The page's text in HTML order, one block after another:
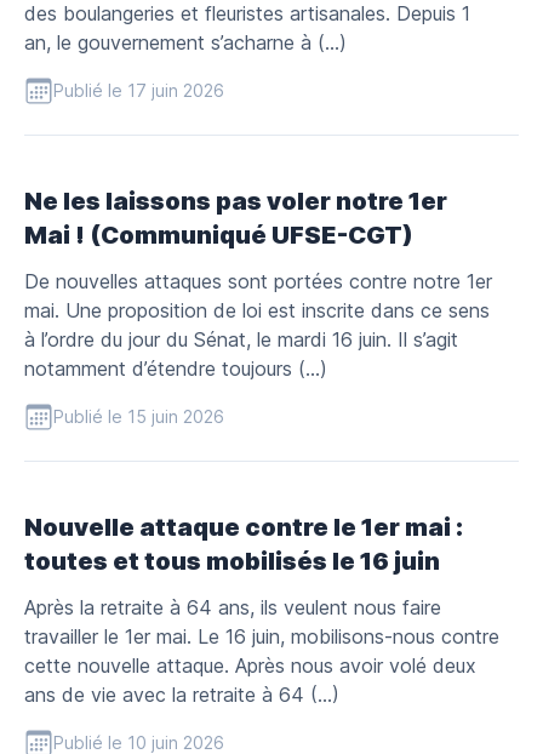
des boulangeries et fleuristes artisanales. Depuis 1
an, le gouvernement s’acharne à (…)
Publié le 17 juin 2026
Ne les laissons pas voler notre 1er
Mai ! (Communiqué UFSE-CGT)
De nouvelles attaques sont portées contre notre 1er
mai. Une proposition de loi est inscrite dans ce sens
à l’ordre du jour du Sénat, le mardi 16 juin. Il s’agit
notamment d’étendre toujours (…)
Publié le 15 juin 2026
Nouvelle attaque contre le 1er mai :
toutes et tous mobilisés le 16 juin
Après la retraite à 64 ans, ils veulent nous faire
travailler le 1er mai. Le 16 juin, mobilisons-nous contre
cette nouvelle attaque. Après nous avoir volé deux
ans de vie avec la retraite à 64 (…)
Publié le 10 juin 2026